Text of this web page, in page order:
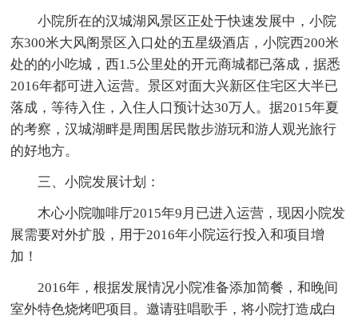
小院所在的汉城湖风景区正处于快速发展中，小院
东300米大风阁景区入口处的五星级酒店，小院西200米
处的的小吃城，西1.5公里处的开元商城都已落成，据悉
2016年都可进入运营。景区对面大兴新区住宅区大半已
落成，等待入住，入住人口预计达30万人。据2015年夏
的考察，汉城湖畔是周围居民散步游玩和游人观光旅行
的好地方。
三、小院发展计划：
木心小院咖啡厅2015年9月已进入运营，现因小院发
展需要对外扩股，用于2016年小院运行投入和项目增
加！
2016年，根据发展情况小院准备添加简餐，和晚间
室外特色烧烤吧项目。邀请驻唱歌手，将小院打造成白